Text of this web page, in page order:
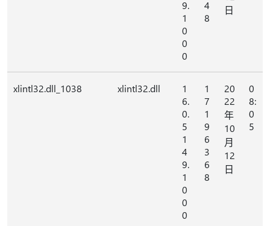
9.
1
0
0
0
4
8
日
xlintl32.dll_1038 xlintl32.dll
1
6.
0.
5
1
4
9.
1
0
0
0
1
7
1
9
6
3
6
8
20
22
年
10
月
12
日
0
8:
0
5